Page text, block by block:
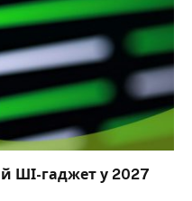
ШІ-гаджет у 2027